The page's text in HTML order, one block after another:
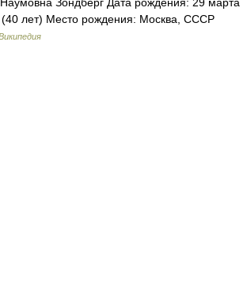
лет) Место рождения: Москва, СССР